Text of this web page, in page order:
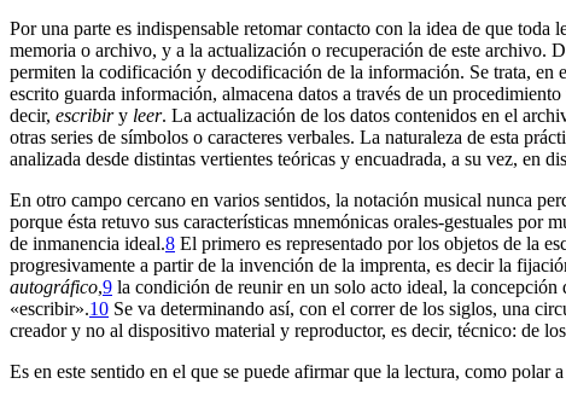
Por una parte es indispensable retomar contacto con la idea de que
memoria o archivo, y a la actualización o recuperación de este archivo.
permiten la codificación y decodificación de la información. Se trata, en
escrito guarda información, almacena datos a través de un
decir, escribiry leer. La actualización de los datos contenidos en el
otras series de símbolos o caracteres verbales. La naturaleza de esta
analizada desde distintas vertientes teóricas y encuadrada, a su vez, en
En otro campo cercano en varios sentidos, la notación musical nunca
porque ésta retuvo sus características mnemónicas orales-gestuales por
de inmanencia ideal.8 El primero es representado por los objetos de la
progresivamente a partir de la invención de la imprenta, es decir la
autográfico,9 la condición de reunir en un solo acto ideal, la
«escribir».10 Se va determinando así, con el correr de los siglos, una
creador y no al dispositivo material y reproductor, es decir, técnico: de los
Es en este sentido en el que se puede afirmar que la lectura, como